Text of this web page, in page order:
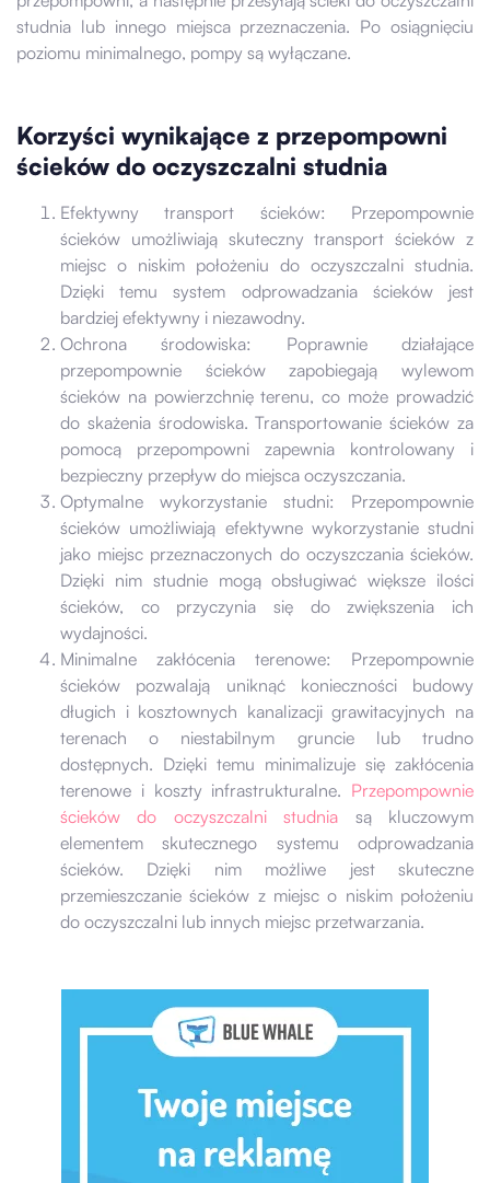
studnia lub innego miejsca przeznaczenia. Po osiągnięciu
poziomu minimalnego, pompy są wyłączane.
Korzyści wynikające z przepompowni
ścieków do oczyszczalni studnia
Efektywny transport ścieków: Przepompownie
ścieków umożliwiają skuteczny transport ścieków z
miejsc o niskim położeniu do oczyszczalni studnia.
Dzięki temu system odprowadzania ścieków jest
bardziej efektywny i niezawodny.
Ochrona środowiska: Poprawnie działające
przepompownie ścieków zapobiegają wylewom
ścieków na powierzchnię terenu, co może prowadzić
do skażenia środowiska. Transportowanie ścieków za
pomocą przepompowni zapewnia kontrolowany i
bezpieczny przepływ do miejsca oczyszczania.
Optymalne wykorzystanie studni: Przepompownie
ścieków umożliwiają efektywne wykorzystanie studni
jako miejsc przeznaczonych do oczyszczania ścieków.
Dzięki nim studnie mogą obsługiwać większe ilości
ścieków, co przyczynia się do zwiększenia ich
wydajności.
Minimalne zakłócenia terenowe: Przepompownie
ścieków pozwalają uniknąć konieczności budowy
długich i kosztownych kanalizacji grawitacyjnych na
terenach o niestabilnym gruncie lub trudno
dostępnych. Dzięki temu minimalizuje się zakłócenia
terenowe i koszty infrastrukturalne. Przepompownie
ścieków do oczyszczalni studnia są kluczowym
elementem skutecznego systemu odprowadzania
ścieków. Dzięki nim możliwe jest skuteczne
przemieszczanie ścieków z miejsc o niskim położeniu
do oczyszczalni lub innych miejsc przetwarzania.